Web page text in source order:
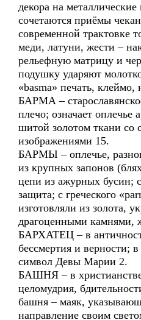
декора на
сочетаются приёмы
современной трактовке
меди, латуни, жести –
рельефную матрицу и
подушку ударяют
«basma» печать, клеймо,
БАРМА –
плечо; означает оплечье
шитой золотом ткани со
изображениями 15.
БАРМЫ – оплечье,
из крупных запонов
цепи из ажурных бусин;
защита; с греческого
изготовляли из золота,
драгоценными камнями,
БАРХАТЕЦ – в
бессмертия и верности;
символ Девы Марии 2.
БАШНЯ – в
целомудрия,
башня – маяк,
направление своим